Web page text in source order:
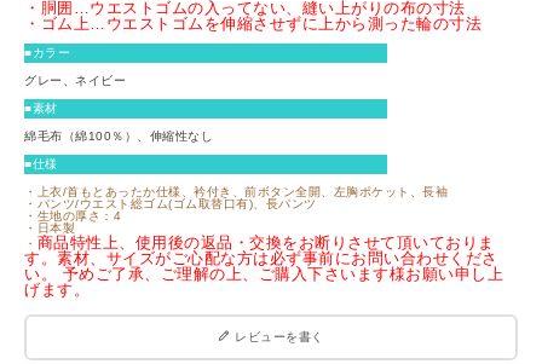
・胴囲…ウエストゴムの入ってない、縫い上がりの布の寸法
・ゴム上…ウエストゴムを伸縮させずに上から測った輪の寸法
■カラー
グレー、ネイビー
■素材
綿毛布（綿100％）、伸縮性なし
■仕様
・上衣/首もとあったか仕様、衿付き、前ボタン全開、左胸ポケット、長袖
・パンツ/ウエスト総ゴム(ゴム取替口有)、長パンツ
・生地の厚さ：4
・日本製
・ 商品特性上、使用後の返品・交換をお断りさせて頂いておりま
す。素材、サイズがご心配な方は必ず事前にお問い合わせくださ
い。 予めご了承、ご理解の上、ご購入下さいます様お願い申し上
げます。
レビューを書く